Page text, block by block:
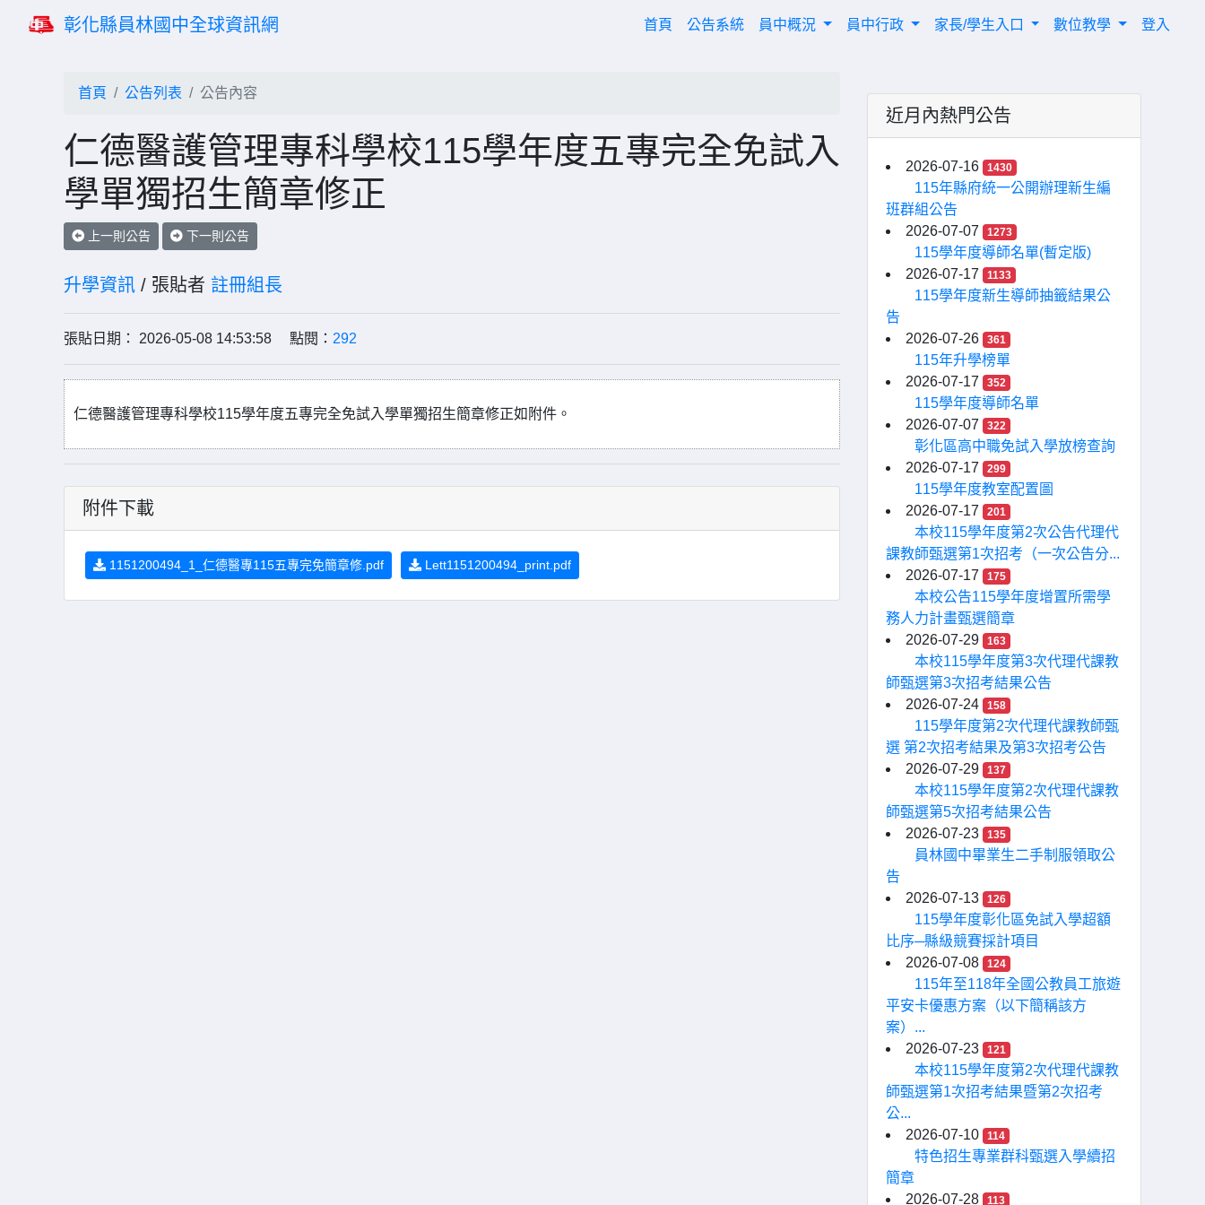
彰化縣員林國中全球資訊網 首頁 (current)
公告系統 員中概況 員中行政 家長/學生入口 數位教學 登入
首頁 公告列表 公告內容
仁德醫護管理專科學校115學年度五專完全免試入
學單獨招生簡章修正
上一則公告 下一則公告
升學資訊 / 張貼者 註冊組長
張貼日期： 2026-05-08 14:53:58 點閱： 292
仁德醫護管理專科學校115學年度五專完全免試入學單獨招生簡章修正如附件。
附件下載
1151200494_1_仁德醫專115五專完免簡章修.pdf Lett1151200494_print.pdf
近月內熱門公告
2026-07-16 1430
115年縣府統一公開辦理新生編
班群組公告
2026-07-07
1273
115學年度導師名單(暫定版)
2026-07-17
1133
115學年度新生導師抽籤結果公
告
2026-07-26
361
115年升學榜單
2026-07-17
352
115學年度導師名單
2026-07-07
322
彰化區高中職免試入學放榜查詢
2026-07-17
299
115學年度教室配置圖
2026-07-17
201
本校115學年度第2次公告代理代
課教師甄選第1次招考（一次公告分...
2026-07-17
175
本校公告115學年度增置所需學
務人力計畫甄選簡章
2026-07-29
163
本校115學年度第3次代理代課教
師甄選第3次招考結果公告
2026-07-24
158
115學年度第2次代理代課教師甄
選 第2次招考結果及第3次招考公告
2026-07-29
137
本校115學年度第2次代理代課教
師甄選第5次招考結果公告
2026-07-23
135
員林國中畢業生二手制服領取公
告
2026-07-13
126
115學年度彰化區免試入學超額
比序─縣級競賽採計項目
2026-07-08
124
115年至118年全國公教員工旅遊
平安卡優惠方案（以下簡稱該方
案）...
2026-07-23
121
本校115學年度第2次代理代課教
師甄選第1次招考結果暨第2次招考
公...
2026-07-10
114
特色招生專業群科甄選入學續招
簡章
2026-07-28
113